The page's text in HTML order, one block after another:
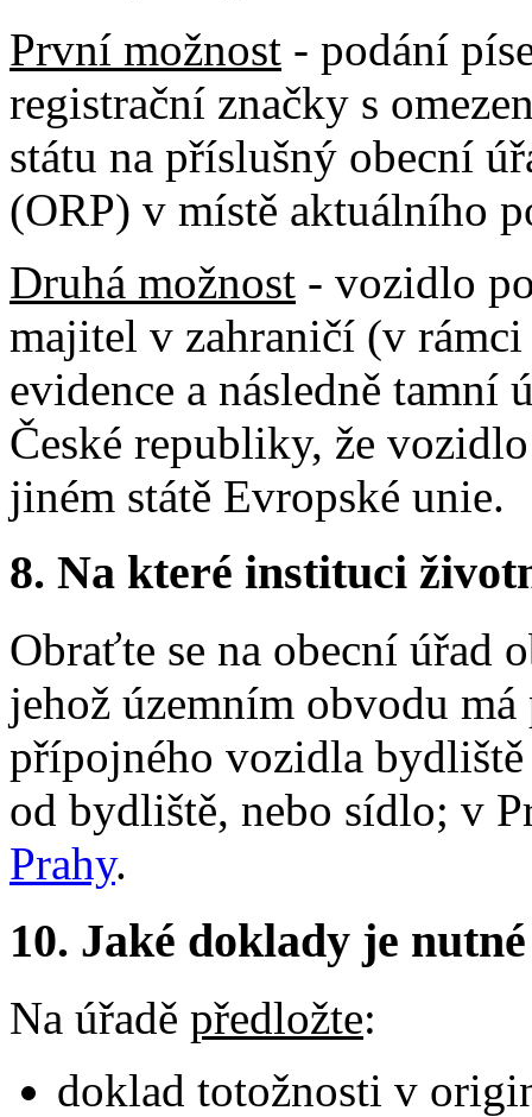
První možnost - podání
registrační značky s
státu na příslušný obecní
(ORP) v místě aktuálního
Druhá možnost - vozidlo
majitel v zahraničí (v
evidence a následně tamní
České republiky, že
jiném státě Evropské unie.
8. Na které instituci
Obraťte se na obecní úřad
jehož územním obvodu
přípojného vozidla
od bydliště, nebo sídlo; v
Prahy.
10. Jaké doklady je
Na úřadě předložte:
doklad totožnosti v